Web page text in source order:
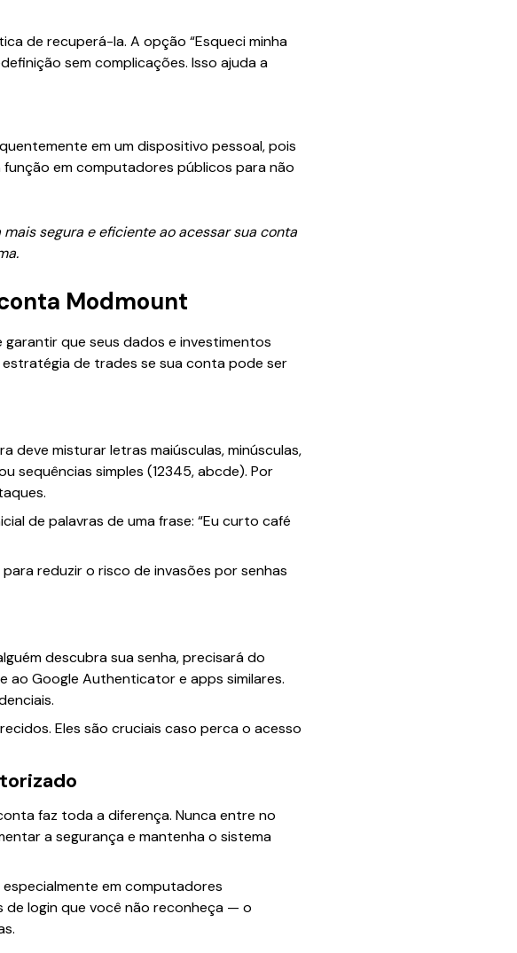
de recuperá-la. A opção “Esqueci minha
sem complicações. Isso ajuda a
em um dispositivo pessoal, pois
em computadores públicos para não
segura e eficiente ao acessar sua conta
Modmount
que seus dados e investimentos
de trades se sua conta pode ser
deve misturar letras maiúsculas, minúsculas,
sequências simples (12345, abcde). Por
de palavras de uma frase: “Eu curto café
reduzir o risco de invasões por senhas
descubra sua senha, precisará do
ao Google Authenticator e apps similares.
Eles são cruciais caso perca o acesso
faz toda a diferença. Nunca entre no
a segurança e mantenha o sistema
em computadores
de login que você não reconheça — o